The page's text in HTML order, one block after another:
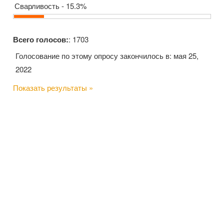
Сварливость - 15.3%
Всего голосов:: 1703
Голосование по этому опросу закончилось в: мая 25,
2022
Показать результаты »